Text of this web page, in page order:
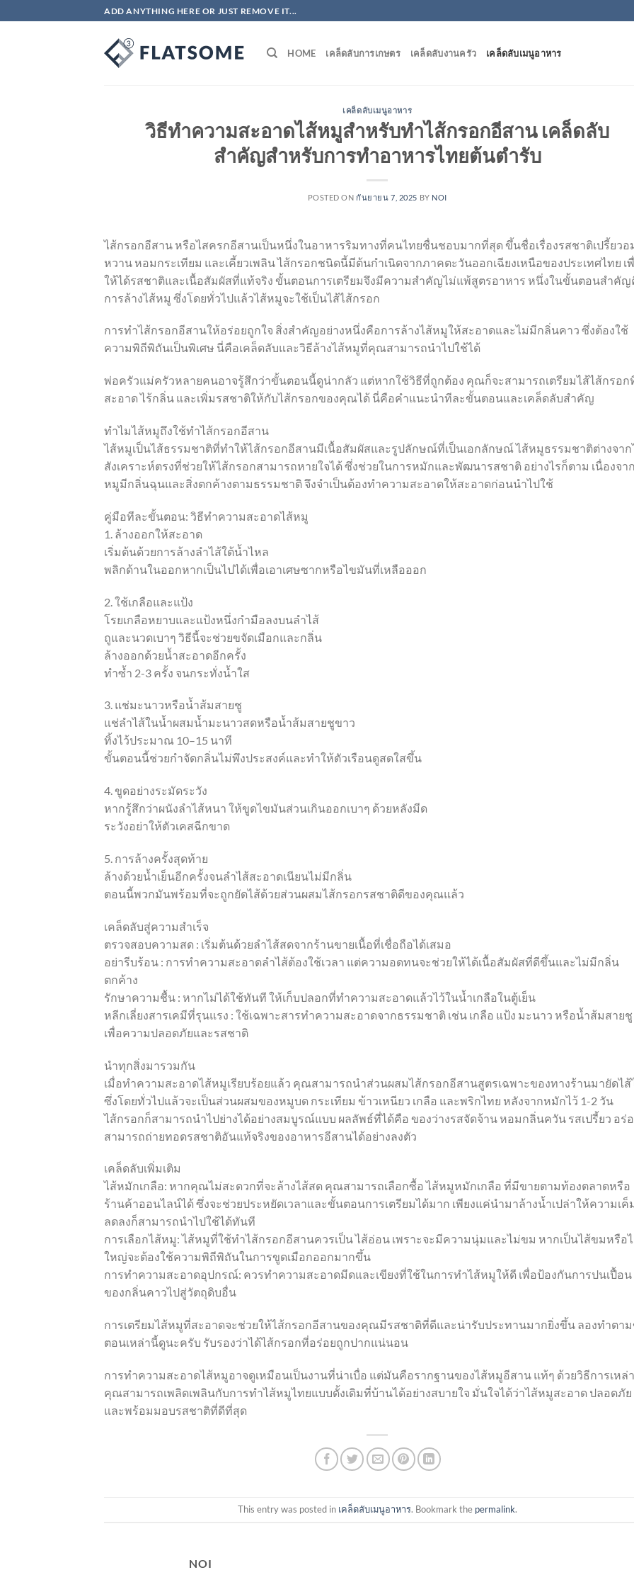
ไป
ADD ANYTHING HERE OR JUST REMOVE IT...
HOME เคล็ดลับการเกษตร เคล็ดลับงานครัว เคล็ดลับเมนูอาหาร
เคล็ดลับเมนูอาหาร
วิธีทำความสะอาดไส้หมูสำหรับทำไส้กรอกอีสาน เคล็ดลับ
สำคัญสำหรับการทำอาหารไทยต้นตำรับ
POSTED ON กันยายน 7, 2025 BY NOI
ไส้กรอกอีสาน หรือไสครกอีสานเป็นหนึ่งในอาหารริมทางที่คนไทยชื่นชอบมากที่สุด ขึ้นชื่อเรื่องรสชาติเปรี้ยวอ
หวาน หอมกระเทียม และเคี้ยวเพลิน ไส้กรอกชนิดนี้มีต้นกำเนิดจากภาคตะวันออกเฉียงเหนือของประเทศไทย เ
ให้ได้รสชาติและเนื้อสัมผัสที่แท้จริง ขั้นตอนการเตรียมจึงมีความสำคัญไม่แพ้สูตรอาหาร หนึ่งในขั้นตอนสำคัญ
การล้างไส้หมู ซึ่งโดยทั่วไปแล้วไส้หมูจะใช้เป็นไส้ไส้กรอก
การทำไส้กรอกอีสานให้อร่อยถูกใจ สิ่งสำคัญอย่างหนึ่งคือการล้างไส้หมูให้สะอาดและไม่มีกลิ่นคาว ซึ่งต้องใช้
ความพิถีพิถันเป็นพิเศษ นี่คือเคล็ดลับและวิธีล้างไส้หมูที่คุณสามารถนำไปใช้ได้
พ่อครัวแม่ครัวหลายคนอาจรู้สึกว่าขั้นตอนนี้ดูน่ากลัว แต่หากใช้วิธีที่ถูกต้อง คุณก็จะสามารถเตรียมไส้ไส้กรอก
สะอาด ไร้กลิ่น และเพิ่มรสชาติให้กับไส้กรอกของคุณได้ นี่คือคำแนะนำทีละขั้นตอนและเคล็ดลับสำคัญ
ทำไมไส้หมูถึงใช้ทำไส้กรอกอีสาน
ไส้หมูเป็นไส้ธรรมชาติที่ทำให้ไส้กรอกอีสานมีเนื้อสัมผัสและรูปลักษณ์ที่เป็นเอกลักษณ์ ไส้หมูธรรมชาติต่างจาก
สังเคราะห์ตรงที่ช่วยให้ไส้กรอกสามารถหายใจได้ ซึ่งช่วยในการหมักและพัฒนารสชาติ อย่างไรก็ตาม เนื่องจา
หมูมีกลิ่นฉุนและสิ่งตกค้างตามธรรมชาติ จึงจำเป็นต้องทำความสะอาดให้สะอาดก่อนนำไปใช้
คู่มือทีละขั้นตอน: วิธีทำความสะอาดไส้หมู
1. ล้างออกให้สะอาด
เริ่มต้นด้วยการล้างลำไส้ใต้น้ำไหล
พลิกด้านในออกหากเป็นไปได้เพื่อเอาเศษซากหรือไขมันที่เหลือออก
2. ใช้เกลือและแป้ง
โรยเกลือหยาบและแป้งหนึ่งกำมือลงบนลำไส้
ถูและนวดเบาๆ วิธีนี้จะช่วยขจัดเมือกและกลิ่น
ล้างออกด้วยน้ำสะอาดอีกครั้ง
ทำซ้ำ 2-3 ครั้ง จนกระทั่งน้ำใส
3. แช่มะนาวหรือน้ำส้มสายชู
แช่ลำไส้ในน้ำผสมน้ำมะนาวสดหรือน้ำส้มสายชูขาว
ทิ้งไว้ประมาณ 10–15 นาที
ขั้นตอนนี้ช่วยกำจัดกลิ่นไม่พึงประสงค์และทำให้ตัวเรือนดูสดใสขึ้น
4. ขูดอย่างระมัดระวัง
หากรู้สึกว่าผนังลำไส้หนา ให้ขูดไขมันส่วนเกินออกเบาๆ ด้วยหลังมีด
ระวังอย่าให้ตัวเคสฉีกขาด
5. การล้างครั้งสุดท้าย
ล้างด้วยน้ำเย็นอีกครั้งจนลำไส้สะอาดเนียนไม่มีกลิ่น
ตอนนี้พวกมันพร้อมที่จะถูกยัดไส้ด้วยส่วนผสมไส้กรอกรสชาติดีของคุณแล้ว
เคล็ดลับสู่ความสำเร็จ
ตรวจสอบความสด : เริ่มต้นด้วยลำไส้สดจากร้านขายเนื้อที่เชื่อถือได้เสมอ
อย่ารีบร้อน : การทำความสะอาดลำไส้ต้องใช้เวลา แต่ความอดทนจะช่วยให้ได้เนื้อสัมผัสที่ดีขึ้นและไม่มีกลิ่น
ตกค้าง
รักษาความชื้น : หากไม่ได้ใช้ทันที ให้เก็บปลอกที่ทำความสะอาดแล้วไว้ในน้ำเกลือในตู้เย็น
หลีกเลี่ยงสารเคมีที่รุนแรง : ใช้เฉพาะสารทำความสะอาดจากธรรมชาติ เช่น เกลือ แป้ง มะนาว หรือน้ำส้มสายชู
เพื่อความปลอดภัยและรสชาติ
นำทุกสิ่งมารวมกัน
เมื่อทำความสะอาดไส้หมูเรียบร้อยแล้ว คุณสามารถนำส่วนผสมไส้กรอกอีสานสูตรเฉพาะของทางร้านมายัดไส้
ซึ่งโดยทั่วไปแล้วจะเป็นส่วนผสมของหมูบด กระเทียม ข้าวเหนียว เกลือ และพริกไทย หลังจากหมักไว้ 1-2 วัน
ไส้กรอกก็สามารถนำไปย่างได้อย่างสมบูรณ์แบบ ผลลัพธ์ที่ได้คือ ของว่างรสจัดจ้าน หอมกลิ่นควัน รสเปรี้ยว อร่
สามารถถ่ายทอดรสชาติอันแท้จริงของอาหารอีสานได้อย่างลงตัว
เคล็ดลับเพิ่มเติม
ไส้หมักเกลือ: หากคุณไม่สะดวกที่จะล้างไส้สด คุณสามารถเลือกซื้อ ไส้หมูหมักเกลือ ที่มีขายตามท้องตลาดหรือ
ร้านค้าออนไลน์ได้ ซึ่งจะช่วยประหยัดเวลาและขั้นตอนการเตรียมได้มาก เพียงแค่นำมาล้างน้ำเปล่าให้ความเค็
ลดลงก็สามารถนำไปใช้ได้ทันที
การเลือกไส้หมู: ไส้หมูที่ใช้ทำไส้กรอกอีสานควรเป็น ไส้อ่อน เพราะจะมีความนุ่มและไม่ขม หากเป็นไส้ขมหรือ
ใหญ่จะต้องใช้ความพิถีพิถันในการขูดเมือกออกมากขึ้น
การทำความสะอาดอุปกรณ์: ควรทำความสะอาดมีดและเขียงที่ใช้ในการทำไส้หมูให้ดี เพื่อป้องกันการปนเปื้อน
ของกลิ่นคาวไปสู่วัตถุดิบอื่น
การเตรียมไส้หมูที่สะอาดจะช่วยให้ไส้กรอกอีสานของคุณมีรสชาติที่ดีและน่ารับประทานมากยิ่งขึ้น ลองทำตา
ตอนเหล่านี้ดูนะครับ รับรองว่าได้ไส้กรอกที่อร่อยถูกปากแน่นอน
การทำความสะอาดไส้หมูอาจดูเหมือนเป็นงานที่น่าเบื่อ แต่มันคือรากฐานของไส้หมูอีสาน แท้ๆ ด้วยวิธีการเหล่
คุณสามารถเพลิดเพลินกับการทำไส้หมูไทยแบบดั้งเดิมที่บ้านได้อย่างสบายใจ มั่นใจได้ว่าไส้หมูสะอาด ปลอดภัย
และพร้อมมอบรสชาติที่ดีที่สุด
This entry was posted in เคล็ดลับเมนูอาหาร. Bookmark the permalink.
NOI